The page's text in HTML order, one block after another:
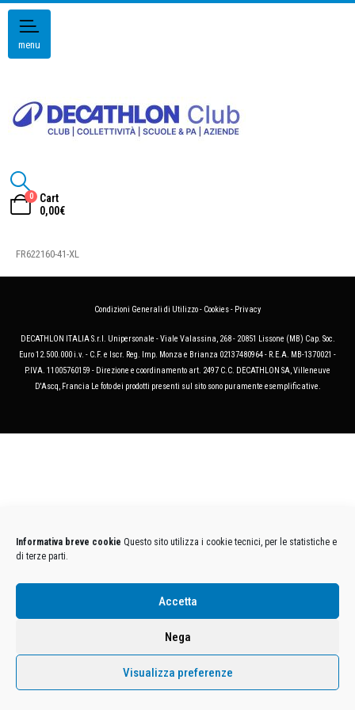
Informativa breve cookie Questo sito utilizza i cookie tecnici, per le statistiche e
di terze parti.
Accetta
Nega
Visualizza preferenze
menu
0
Cart
0,00€
FR622160-41-XL
Condizioni Generali di Utilizzo- Cookies- Privacy
DECATHLON ITALIA S.r.l. Unipersonale - Viale Valassina, 268 - 20851 Lissone (MB) Cap. Soc.
Euro 12.500.000 i.v. - C.F. e Iscr. Reg. Imp. Monza e Brianza 02137480964 - R.E.A. MB-1370021 -
P.IVA. 11005760159 - Direzione e coordinamento art. 2497 C.C. DECATHLON SA, Villeneuve
D'Ascq, Francia Le foto dei prodotti presenti sul sito sono puramente esemplificative.